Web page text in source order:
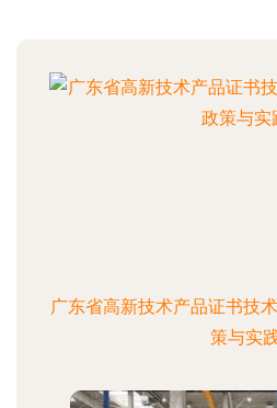
广东省高新技术产品证书技
策与实